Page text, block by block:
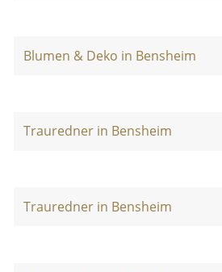
Blumen & Deko in Bensheim
Trauredner in Bensheim
Trauredner in Bensheim